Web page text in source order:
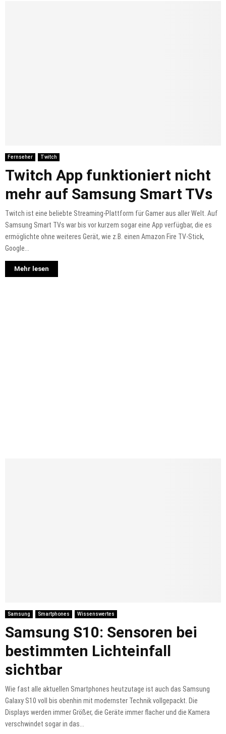
Fernseher Twitch
Twitch App funktioniert nicht
mehr auf Samsung Smart TVs
Twitch ist eine beliebte Streaming-Plattform für Gamer aus aller Welt. Auf
Samsung Smart TVs war bis vor kurzem sogar eine App verfügbar, die es
ermöglichte ohne weiteres Gerät, wie z.B. einen Amazon Fire TV-Stick,
Google...
Mehr lesen
Samsung Smartphones Wissenswertes
Samsung S10: Sensoren bei
bestimmten Lichteinfall
sichtbar
Wie fast alle aktuellen Smartphones heutzutage ist auch das Samsung
Galaxy S10 voll bis obenhin mit modernster Technik vollgepackt. Die
Displays werden immer Größer, die Geräte immer flacher und die Kamera
verschwindet sogar in das...